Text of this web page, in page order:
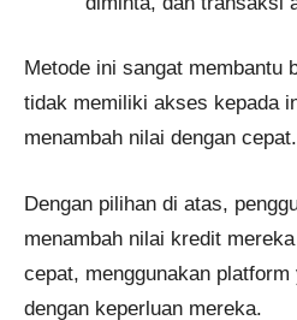
Metode ini sangat membantu
tidak memiliki akses kepada
menambah nilai dengan cepat.
Dengan pilihan di atas,
menambah nilai kredit
cepat, menggunakan
dengan keperluan mereka.